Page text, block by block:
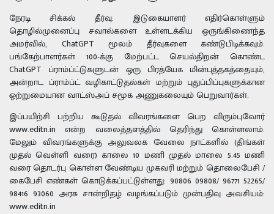
நேரடி சிக்கல் தீர்வு: இடுகையாளர் எதிர்கொள்ளும்
தொழில்முனைப்பு சவால்களை உள்ளடக்கிய ஒருங்கிணைந்த
அமர்வில், ChatGPT மூலம் தீர்வுகளை கண்டுபிடிக்கவும்.
பங்கேற்பாளர்கள் 100-க்கு மேற்பட்ட செயல்திறன் கொண்ட
ChatGPT ப்ராம்ப்ட்டுகளுடன் ஒரு பிரத்யேக மின்புத்தகத்தையும்,
அன்றாட ப்ராம்ப்ட் வழிகாட்டுதல்கள் மற்றும் புதுப்பிப்புகளுக்கான
ஒற்றுமையான வாட்ஸ்அப் சமூக அணுகலையும் பெறுவார்கள்.
இப்பயிற்சி பற்றிய கூடுதல் விவரங்களை பெற விரும்புவோர்
www.editn.in என்ற வலைத்தளத்தில் தெரிந்து கொள்ளலாம்.
மேலும் விவரங்களுக்கு அலுவலக வேலை நாட்களில் (திங்கள்
முதல் வெள்ளி வரை) காலை 10 மணி முதல் மாலை 5.45 மணி
வரை தொடர்பு கொள்ள வேண்டிய முகவரி மற்றும் தொலைபேசி /
கைபேசி எண்கள் கொடுக்கப்பட்டுள்ளது: 90806 09808/ 96771 52265/
98416 93060 அரசு சான்றிதழ் வழங்கப்படும் முன்பதிவு அவசியம்:
www.editn.in